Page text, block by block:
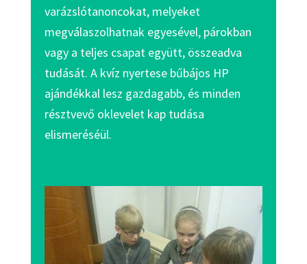
varázslótanoncokat, melyeket
megválaszolhatnak egyesével, párokban
vagy a teljes csapat együtt, összeadva
tudását. A kvíz nyertese bűbájos HP
ajándékkal lesz gazdagabb, és minden
résztvevő oklevelet kap tudása
elismeréséül.